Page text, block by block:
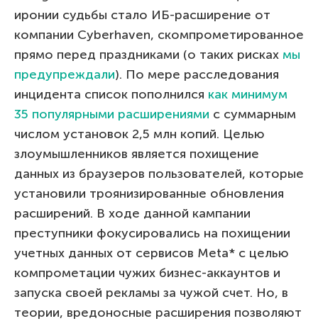
иронии судьбы стало ИБ-расширение от
компании Cyberhaven, скомпрометированное
прямо перед праздниками (о таких рисках мы
предупреждали). По мере расследования
инцидента список пополнился как минимум
35 популярными расширениями с суммарным
числом установок 2,5 млн копий. Целью
злоумышленников является похищение
данных из браузеров пользователей, которые
установили троянизированные обновления
расширений. В ходе данной кампании
преступники фокусировались на похищении
учетных данных от сервисов Meta* с целью
компрометации чужих бизнес-аккаунтов и
запуска своей рекламы за чужой счет. Но, в
теории, вредоносные расширения позволяют